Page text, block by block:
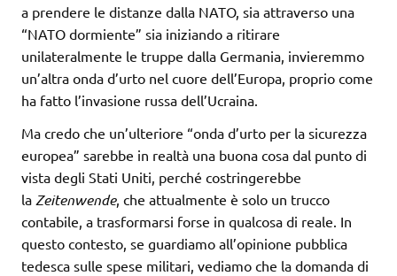
a prendere le distanze dalla NATO, sia attraverso una
“NATO dormiente” sia iniziando a ritirare
unilateralmente le truppe dalla Germania, invieremmo
un’altra onda d’urto nel cuore dell’Europa, proprio come
ha fatto l’invasione russa dell’Ucraina.
Ma credo che un’ulteriore “onda d’urto per la sicurezza
europea” sarebbe in realtà una buona cosa dal punto di
vista degli Stati Uniti, perché costringerebbe
la Zeitenwende, che attualmente è solo un trucco
contabile, a trasformarsi forse in qualcosa di reale. In
questo contesto, se guardiamo all’opinione pubblica
tedesca sulle spese militari, vediamo che la domanda di